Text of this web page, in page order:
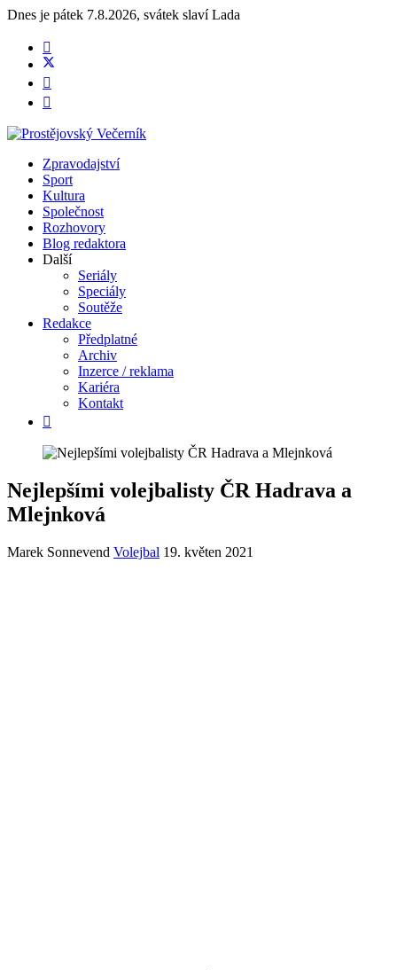
Dnes je pátek 7.8.2026, svátek slavíLada
Zpravodajství
Sport
Kultura
Společnost
Rozhovory
Blog redaktora
Další
Seriály
Speciály
Soutěže
Redakce
Předplatné
Archiv
Inzerce / reklama
Kariéra
Kontakt
Nejlepšími volejbalisty ČR Hadrava a
Mlejnková
Marek Sonnevend Volejbal 19. květen 2021